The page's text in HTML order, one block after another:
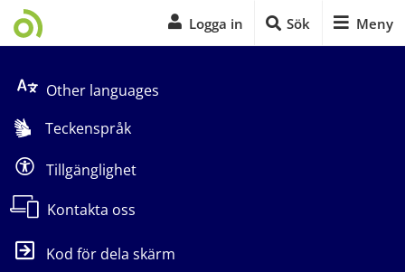
Logga in Sök Meny
Other languages
Teckenspråk
Tillgänglighet
Kontakta oss
Kod för dela skärm